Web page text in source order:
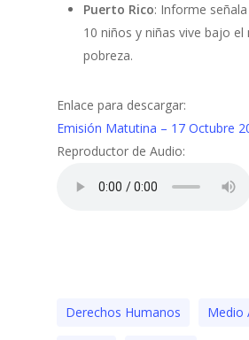
Puerto Rico: Informe
10 niños y niñas vive bajo el
pobreza.
Enlace para descargar:
Emisión Matutina – 17 Octubre
Reproductor de Audio:
Derechos Humanos Medio